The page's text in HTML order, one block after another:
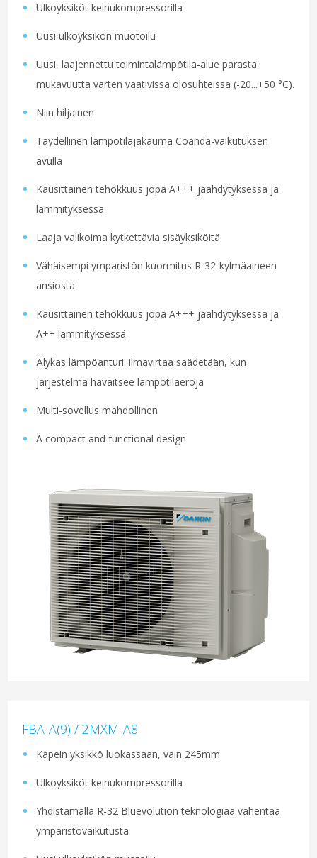
Ulkoyksiköt keinukompressorilla
Uusi ulkoyksikön muotoilu
Uusi, laajennettu toimintalämpötila-alue parasta
mukavuutta varten vaativissa olosuhteissa (-20...+50 °C).
Niin hiljainen
Täydellinen lämpötilajakauma Coanda-vaikutuksen
avulla
Kausittainen tehokkuus jopa A+++ jäähdytyksessä ja
lämmityksessä
Laaja valikoima kytkettäviä sisäyksiköitä
Vähäisempi ympäristön kuormitus R-32-kylmäaineen
ansiosta
Kausittainen tehokkuus jopa A+++ jäähdytyksessä ja
A++ lämmityksessä
Älykäs lämpöanturi: ilmavirtaa säädetään, kun
järjestelmä havaitsee lämpötilaeroja
Multi-sovellus mahdollinen
A compact and functional design
FBA-A(9) / 2MXM-A8
Kapein yksikkö luokassaan, vain 245mm
Ulkoyksiköt keinukompressorilla
Yhdistämällä R-32 Bluevolution teknologiaa vähentää
ympäristövaikutusta